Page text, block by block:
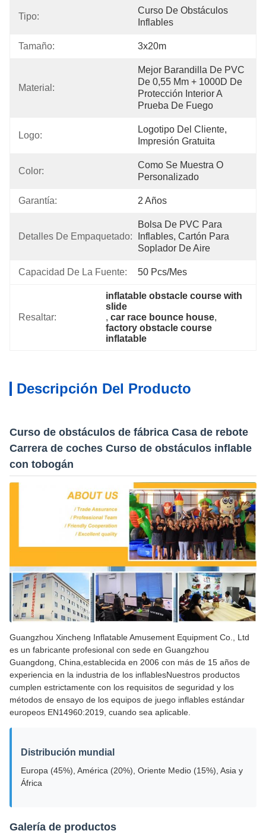
Tipo:
Curso De Obstáculos
Inflables
Tamaño: 3x20m
Material:
Mejor Barandilla De PVC
De 0,55 Mm + 1000D De
Protección Interior A
Prueba De Fuego
Logo:
Logotipo Del Cliente,
Impresión Gratuita
Color:
Como Se Muestra O
Personalizado
Garantía: 2 Años
Detalles De Empaquetado:
Bolsa De PVC Para
Inflables, Cartón Para
Soplador De Aire
Capacidad De La Fuente: 50 Pcs/mes
Resaltar:
inflatable obstacle course with
slide
, car race bounce house,
factory obstacle course
inflatable
Descripción Del Producto
Curso de obstáculos de fábrica Casa de rebote
Carrera de coches Curso de obstáculos inflable
con tobogán
Guangzhou Xincheng Inflatable Amusement Equipment Co., Ltd
es un fabricante profesional con sede en Guangzhou
Guangdong, China,establecida en 2006 con más de 15 años de
experiencia en la industria de los inflablesNuestros productos
cumplen estrictamente con los requisitos de seguridad y los
métodos de ensayo de los equipos de juego inflables estándar
europeos EN14960:2019, cuando sea aplicable.
Distribución mundial
Europa (45%), América (20%), Oriente Medio (15%), Asia y
África
Galería de productos